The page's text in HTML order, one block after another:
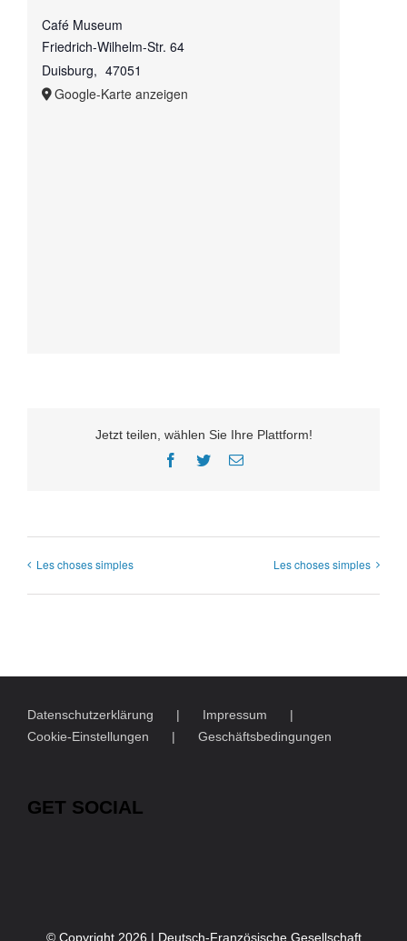
Café Museum
Friedrich-Wilhelm-Str. 64
Duisburg, 47051
Google-Karte anzeigen
Jetzt teilen, wählen Sie Ihre Plattform!
Facebook
TwitterE-
Les choses simples Les choses simples
Datenschutzerklärung
Impressum
Cookie-Einstellungen
Geschäftsbedingungen
GET SOCIAL
© Copyright 2026 | Deutsch-Französische Gesellschaft